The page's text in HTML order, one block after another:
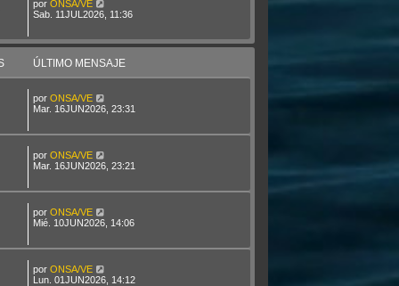
por ONSA/VE
Sab. 11JUL2026, 11:36
ÚLTIMO MENSAJE
por ONSA/VE
Mar. 16JUN2026, 23:31
por ONSA/VE
Mar. 16JUN2026, 23:21
por ONSA/VE
Mié. 10JUN2026, 14:06
por ONSA/VE
Lun. 01JUN2026, 14:12